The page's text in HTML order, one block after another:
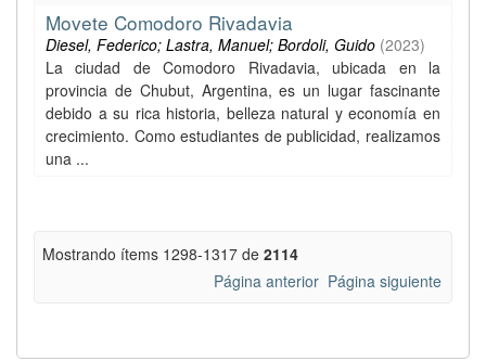
Movete Comodoro Rivadavia
Diesel, Federico; Lastra, Manuel; Bordoli, Guido (2023)
La ciudad de Comodoro Rivadavia, ubicada en la
provincia de Chubut, Argentina, es un lugar fascinante
debido a su rica historia, belleza natural y economía en
crecimiento. Como estudiantes de publicidad, realizamos
una ...
Mostrando ítems 1298-1317 de 2114
Página anterior Página siguiente